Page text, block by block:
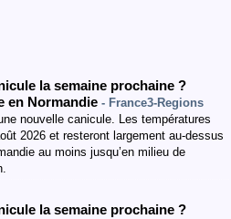
la semaine prochaine ?
en Normandie - France3-Regions
nouvelle canicule. Les températures
2026 et resteront largement au-dessus
au moins jusqu’en milieu de
la semaine prochaine ?